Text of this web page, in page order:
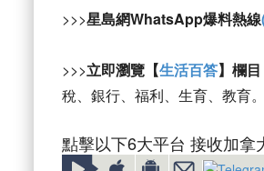
>>>星島網WhatsApp爆料熱線
>>>立即瀏覽【生活百答】欄目
稅、銀行、福利、生育、教育。
點擊以下6大平台 接收加拿